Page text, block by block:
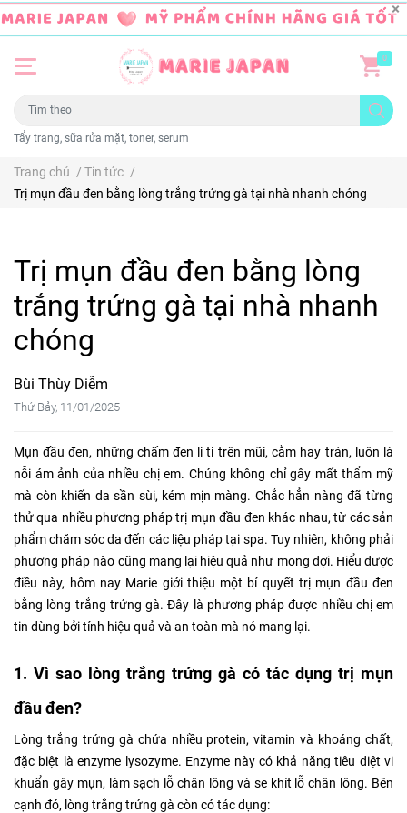
Tẩy trang, sữa rửa mặt, toner, serum
0
Trang chủ / Tin tức /
Trị mụn đầu đen bằng lòng trắng trứng gà tại nhà nhanh chóng
Trị mụn đầu đen bằng lòng
trắng trứng gà tại nhà nhanh
chóng
Bùi Thùy Diễm
Thứ Bảy, 11/01/2025
Mụn đầu đen, những chấm đen li ti trên mũi, cằm hay trán, luôn là
nỗi ám ảnh của nhiều chị em. Chúng không chỉ gây mất thẩm mỹ
mà còn khiến da sần sùi, kém mịn màng. Chắc hẳn nàng đã từng
thử qua nhiều phương pháp trị mụn đầu đen khác nhau, từ các sản
phẩm chăm sóc da đến các liệu pháp tại spa. Tuy nhiên, không phải
phương pháp nào cũng mang lại hiệu quả như mong đợi. Hiểu được
điều này, hôm nay Marie giới thiệu một bí quyết trị mụn đầu đen
bằng lòng trắng trứng gà. Đây là phương pháp được nhiều chị em
tin dùng bởi tính hiệu quả và an toàn mà nó mang lại.
1. Vì sao lòng trắng trứng gà có tác dụng trị mụn
đầu đen?
Lòng trắng trứng gà chứa nhiều protein, vitamin và khoáng chất,
đặc biệt là enzyme lysozyme. Enzyme này có khả năng tiêu diệt vi
khuẩn gây mụn, làm sạch lỗ chân lông và se khít lỗ chân lông. Bên
cạnh đó, lòng trắng trứng gà còn có tác dụng: